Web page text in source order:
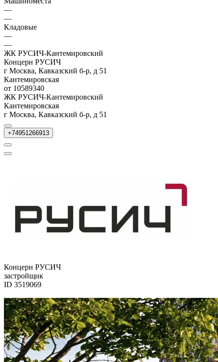
—
—
Кладовые
—
—
ЖК РУСИЧ-Кантемировский
Концерн РУСИЧ
г Москва, Кавказский б-р, д 51
Кантемировская
от 10589340
ЖК РУСИЧ-Кантемировский
Кантемировская
г Москва, Кавказский б-р, д 51
+74951266913
Концерн РУСИЧ
застройщик
ID 3519069